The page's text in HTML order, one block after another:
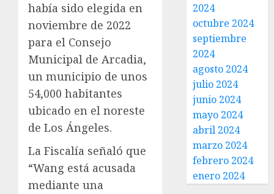
había sido elegida en
noviembre de 2022
para el Consejo
Municipal de Arcadia,
un municipio de unos
54,000 habitantes
ubicado en el noreste
de Los Ángeles.
La Fiscalía señaló que
“Wang está acusada
mediante una
2024
octubre 2024
septiembre
2024
agosto 2024
julio 2024
junio 2024
mayo 2024
abril 2024
marzo 2024
febrero 2024
enero 2024